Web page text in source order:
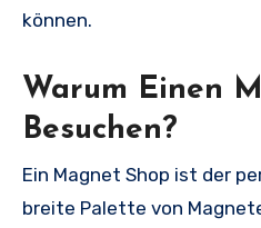
können.
Warum Einen
Besuchen?
Ein Magnet Shop ist der
breite Palette von